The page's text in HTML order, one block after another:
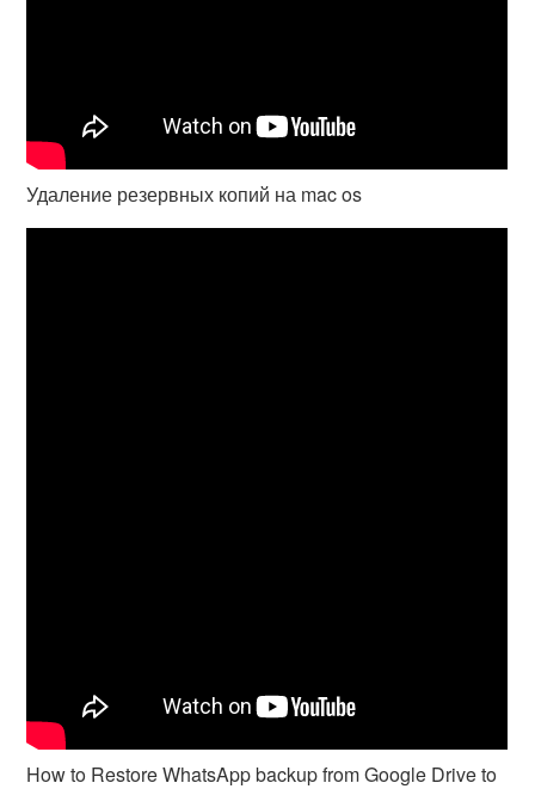
Удаление резервных копий на mac os
How to Restore WhatsApp backup from Google Drive to